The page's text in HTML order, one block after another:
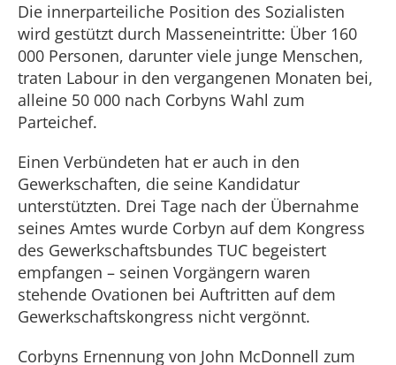
Die innerparteiliche Position des Sozialisten
wird gestützt durch Masseneintritte: Über 160
000 Personen, darunter viele junge Menschen,
traten Labour in den vergangenen Monaten bei,
alleine 50 000 nach Corbyns Wahl zum
Parteichef.
Einen Verbündeten hat er auch in den
Gewerkschaften, die seine Kandidatur
unterstützten. Drei Tage nach der Übernahme
seines Amtes wurde Corbyn auf dem Kongress
des Gewerkschaftsbundes TUC begeistert
empfangen – seinen Vorgängern waren
stehende Ovationen bei Auftritten auf dem
Gewerkschaftskongress nicht vergönnt.
Corbyns Ernennung von John McDonnell zum